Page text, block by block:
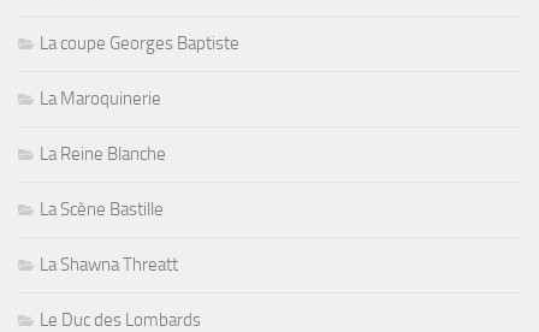
La coupe Georges Baptiste
La Maroquinerie
La Reine Blanche
La Scène Bastille
La Shawna Threatt
Le Duc des Lombards